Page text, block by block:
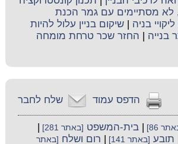
לא מסתיימים עם גמר הכנת
ליקויי בניה |שיקום בניין עלול להיות
בנייה
החזר שכר טרחת מומחה
שלח לחבר הדפס עמוד
86]
|בית-המשפט [באתר 281]
תובע [באתר 141] רום ושלח [באתר